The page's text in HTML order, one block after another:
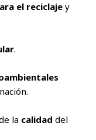
el reciclaje y
.
la calidad del